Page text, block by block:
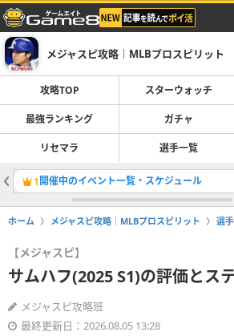
メジャスピ攻略｜MLBプロスピリット
攻略TOP スターウォッチ
最強ランキング ガチャ
リセマラ 選手一覧
1 開催中のイベント一覧・スケジュール
ホーム メジャスピ攻略｜MLBプロスピリット 選手
【メジャスピ】
サムハフ(2025 S1)の評価とス
メジャスピ攻略班
最終更新日：2026.08.05 13:28